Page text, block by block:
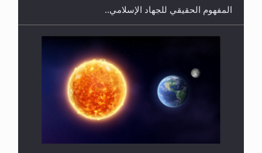
سورة التكوير تُنبئ بزمن بعثة المسيح الموعود عليه